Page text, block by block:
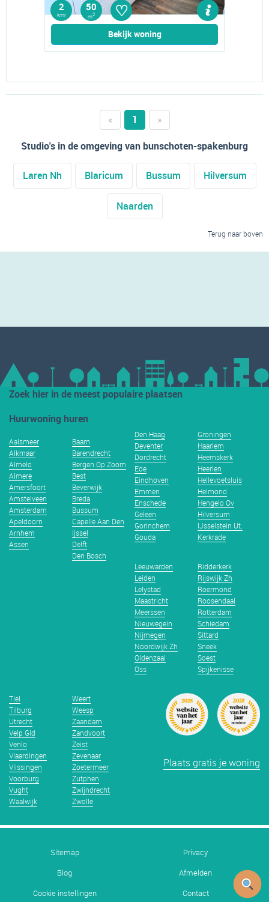
2
kmr
50
m2 ♡
Bekijk woning
« 1
»
Studio's in de omgeving van bunschoten-spakenburg
Laren Nh Blaricum Bussum Hilversum
Naarden
Terug naar boven
Zoek hier in de meest populaire plaatsen
Huurwoning huren
Aalsmeer
Alkmaar
Almelo
Almere
Amersfoort
Amstelveen
Amsterdam
Apeldoorn
Arnhem
Assen
Baarn
Barendrecht
Bergen Op Zoom
Best
Beverwijk
Breda
Bussum
Capelle Aan Den
Ijssel
Delft
Den Bosch
Den Haag
Deventer
Dordrecht
Ede
Eindhoven
Emmen
Enschede
Geleen
Gorinchem
Gouda
Groningen
Haarlem
Heemskerk
Heerlen
Hellevoetsluis
Helmond
Hengelo Ov
Hilversum
IJsselstein Ut.
Kerkrade
Leeuwarden
Leiden
Lelystad
Maastricht
Meerssen
Nieuwegein
Nijmegen
Noordwijk Zh
Oldenzaal
Oss
Ridderkerk
Rijswijk Zh
Roermond
Roosendaal
Rotterdam
Schiedam
Sittard
Sneek
Soest
Spijkenisse
Tiel
Tilburg
Utrecht
Velp Gld
Venlo
Vlaardingen
Vlissingen
Voorburg
Vught
Waalwijk
Weert
Weesp
Zaandam
Zandvoort
Zeist
Zevenaar
Zoetermeer
Zutphen
Zwijndrecht
Zwolle
Plaats gratis je woning
Sitemap
Privacy
Blog
Afmelden
Cookie instellingen
Contact